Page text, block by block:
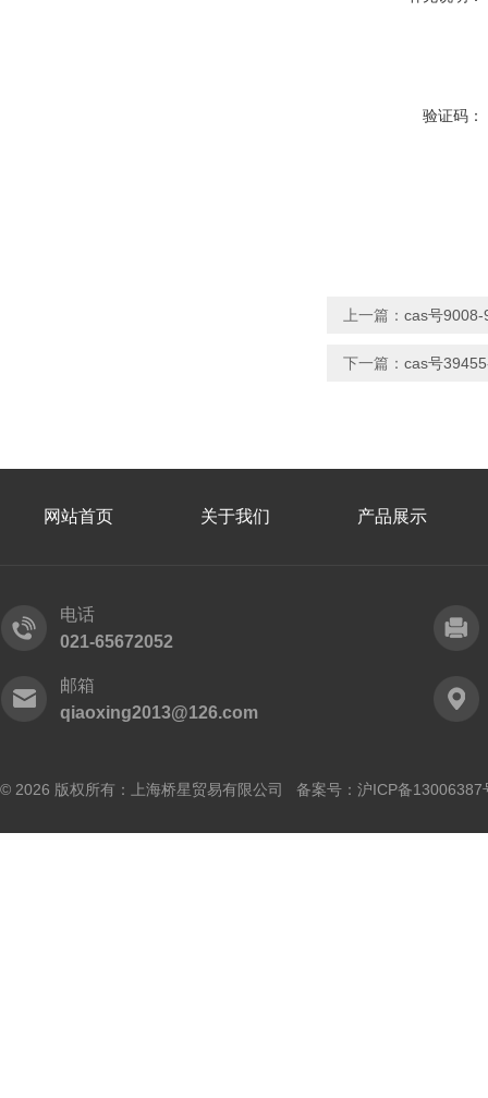
验证码：
上一篇： cas号9008-
下一篇： cas号
网站首页 关于我们 产品展示
电话
021-65672052
邮箱
qiaoxing2013@126.com
© 2026 版权所有：上海桥星贸易有限公司 备案号： 沪ICP备13006387